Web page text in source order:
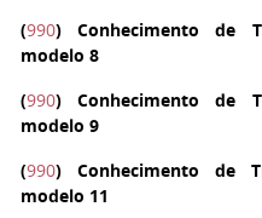
(990) Conhecimento de
modelo 8
(990) Conhecimento de
modelo 9
(990) Conhecimento de
modelo 11